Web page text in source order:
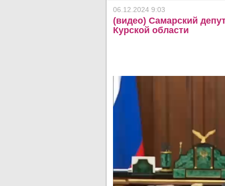
06.12.2024 9:03
(видео) Самарский
Курской области